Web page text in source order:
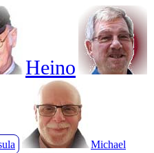
Heino
Michael